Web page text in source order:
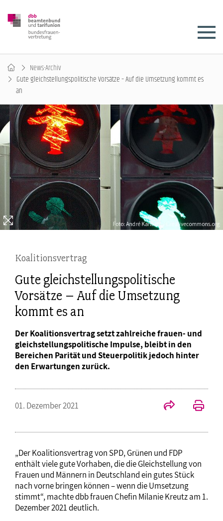
News-Archiv
Gute gleichstellungspolitische Vorsätze – Auf die Umsetzung kommt es
an
Koalitionsvertrag
Gute gleichstellungspolitische
Vorsätze – Auf die Umsetzung
kommt es an
Der Koalitionsvertrag setzt zahlreiche frauen- und
gleichstellungspolitische Impulse, bleibt in den
Bereichen Parität und Steuerpolitik jedoch hinter
den Erwartungen zurück.
01. Dezember 2021
„Der Koalitionsvertrag von SPD, Grünen und FDP
enthält viele gute Vorhaben, die die Gleichstellung von
Frauen und Männern in Deutschland ein gutes Stück
nach vorne bringen können – wenn die Umsetzung
stimmt“, machte dbb frauen Chefin Milanie Kreutz am 1.
Dezember 2021 deutlich.